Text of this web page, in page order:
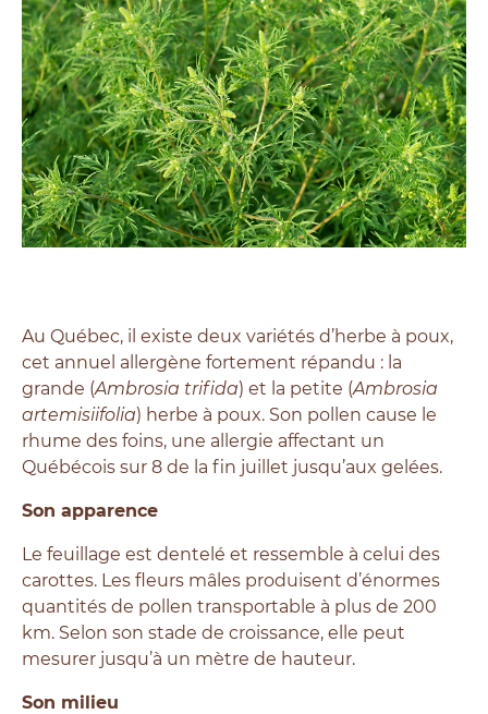
Au Québec, il existe deux variétés d’herbe à poux,
cet annuel allergène fortement répandu : la
grande (Ambrosia trifida) et la petite (Ambrosia
artemisiifolia) herbe à poux. Son pollen cause le
rhume des foins, une allergie affectant un
Québécois sur 8 de la fin juillet jusqu’aux gelées.
Son apparence
Le feuillage est dentelé et ressemble à celui des
carottes. Les fleurs mâles produisent d’énormes
quantités de pollen transportable à plus de 200
km. Selon son stade de croissance, elle peut
mesurer jusqu’à un mètre de hauteur.
Son milieu